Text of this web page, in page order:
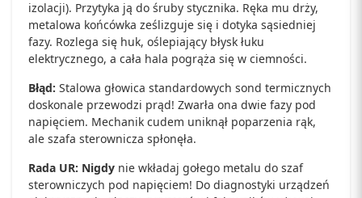
izolacji). Przytyka ją do śruby stycznika. Ręka mu drży,
metalowa końcówka ześlizguje się i dotyka sąsiedniej
fazy. Rozlega się huk, oślepiający błysk łuku
elektrycznego, a cała hala pogrąża się w ciemności.
Błąd: Stalowa głowica standardowych sond termicznych
doskonale przewodzi prąd! Zwarła ona dwie fazy pod
napięciem. Mechanik cudem uniknął poparzenia rąk,
ale szafa sterownicza spłonęła.
Rada UR: Nigdy nie wkładaj gołego metalu do szaf
sterowniczych pod napięciem! Do diagnostyki urządzeń